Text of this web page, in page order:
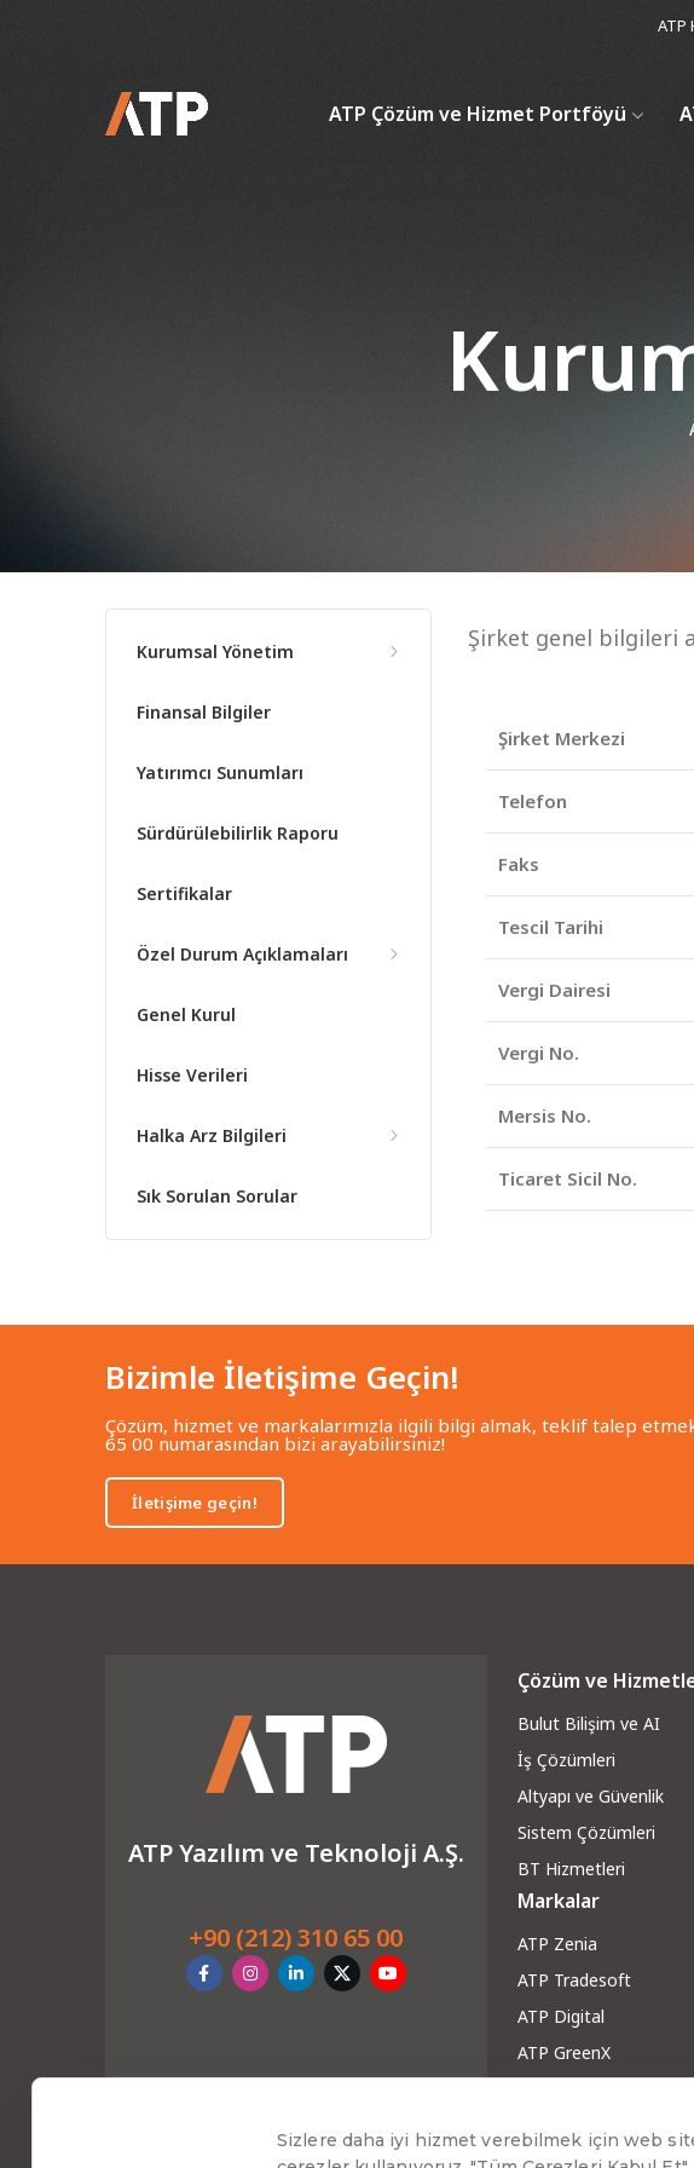
ATP
ATP Çözüm ve Hizmet Portföyü
Kurumsal Yönetim
Finansal Bilgiler
Yatırımcı Sunumları
Sürdürülebilirlik Raporu
Sertifikalar
Özel Durum Açıklamaları
Genel Kurul
Hisse Verileri
Halka Arz Bilgileri
Sık Sorulan Sorular
Şirket genel bilgileri
Şirket Merkezi
Telefon
Faks
Tescil Tarihi
Vergi Dairesi
Vergi No.
Mersis No.
Ticaret Sicil No.
Bizimle İletişime Geçin!
Çözüm, hizmet ve markalarımızla ilgili bilgi almak, teklif talep
65 00 numarasından bizi arayabilirsiniz!
İletişime geçin!
ATP Yazılım ve Teknoloji A.Ş.
+90 (212) 310 65 00
Çözüm ve
Bulut Bilişim ve AI
İş Çözümleri
Altyapı ve Güvenlik
Sistem Çözümleri
BT Hizmetleri
Markalar
ATP Zenia
ATP Tradesoft
ATP Digital
ATP GreenX